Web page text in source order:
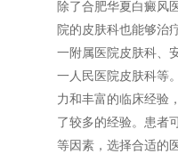
除了合肥华夏白癜风
院的皮肤科也能够治
一附属医院皮肤科、
一人民医院皮肤科等
力和丰富的临床经验
了较多的经验。患者
等因素，选择合适的